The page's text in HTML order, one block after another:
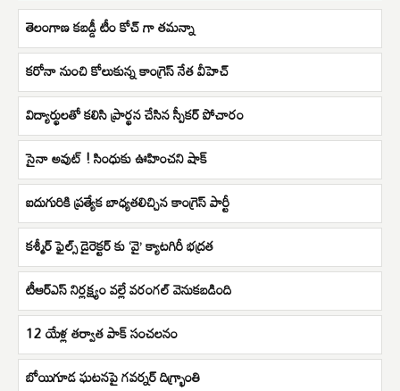
తెలంగాణ కబడ్డీ టీం కోచ్ గా తమన్నా
కరోనా నుంచి కోలుకున్న కాంగ్రెస్‌ నేత వీహెచ్‌
విద్యార్థులతో కలిసి ప్రార్థన చేసిన స్పీకర్ పోచారం
సైనా అవుట్ ! సింధుకు ఊహించని షాక్
ఐదుగురికి ప్రత్యేక బాధ్యతలిచ్చిన కాంగ్రెస్ పార్టీ
కశ్మీర్ ఫైల్స్ డైరెక్టర్ కు ‘వై’ క్యాటగిరీ భద్రత
టీఆర్ఎస్ నిర్లక్ష్యం వల్లే వరంగల్ వెనుకబడింది
12 యేళ్ల తర్వాత పాక్ సంచలనం
బోయిగూడ ఘటనపై గవర్నర్ దిగ్భ్రాంతి